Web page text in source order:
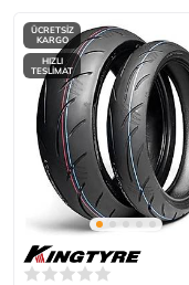
ÜCRETSİZ
KARGO
HIZLI
TESLİMAT